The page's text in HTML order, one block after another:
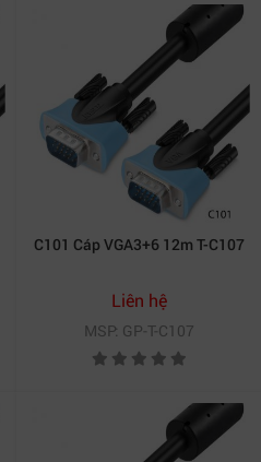
C101 Cáp VGA3+6 12m T-C107
Liên hệ
MSP: GP-T-C107